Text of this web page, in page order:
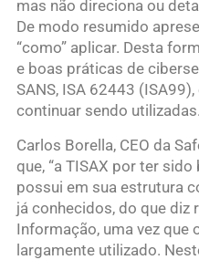
mas não direciona ou
De modo resumido
“como” aplicar. Desta
e boas práticas de
SANS, ISA 62443
continuar sendo utilizadas.
Carlos Borella, CEO da
que, “a TISAX por ter
possui em sua estrutura
já conhecidos, do que diz
Informação, uma vez que
largamente utilizado.